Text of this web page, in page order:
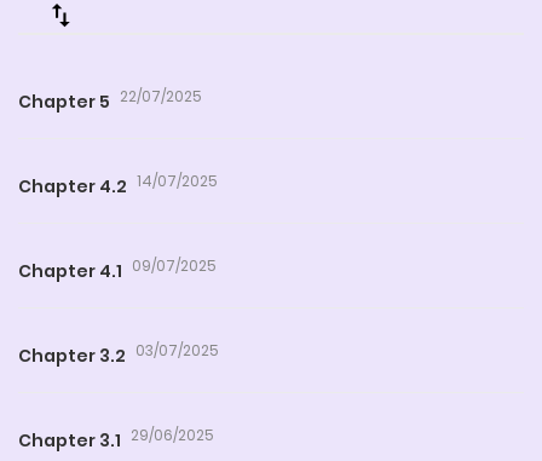
Chapter 5 22/07/2025
Chapter 4.2 14/07/2025
Chapter 4.1 09/07/2025
Chapter 3.2 03/07/2025
Chapter 3.1 29/06/2025